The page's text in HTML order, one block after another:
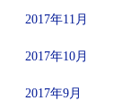
2017年11月
2017年10月
2017年9月